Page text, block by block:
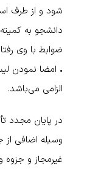
شود و از طرف
دانشجو به
ضوابط با وی
• امضا نمودن
الزامی می‌باشد.
در پایان مجدد
وسیله اضافی از
غیرمجاز و